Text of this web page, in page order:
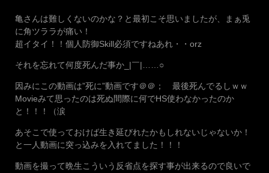
亀さんは難しくないのかな？と最初こそ思いましたが、まぁ兎
に角ツララが痛い！
超イタイ！！個人防御Skill必須ですねあれ・・orz
それを忘れて何度死んだ事か_|￣|……○
因みにこの動画は”死に”動画です＠＠； 最後死んでるしｗｗ
Movieみて思ったのは死ぬ間際に何でHS使わなかったのか
と！！！（涙
あそこで使っておけば生き延びれたかもしれないじゃないか！
と一人動画に突っ込みを入れてました！！！
動画を撮って晩生こういう反省点を探す事が出来るので良いで